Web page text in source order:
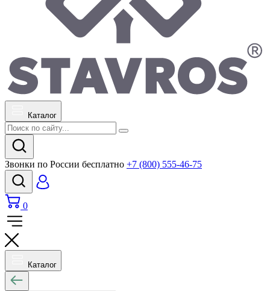
Каталог
Звонки по России бесплатно +7 (800) 555-46-75
0
Каталог